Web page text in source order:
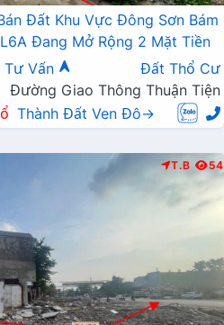
Đất Khu Vực Đông Sơn Bám
Đang Mở Rộng 2 Mặt Tiền
Tư Vấn
Đất Thổ Cư
Đường Giao Thông Thuận Tiện
Thành Đất Ven Đô→
T.B 54